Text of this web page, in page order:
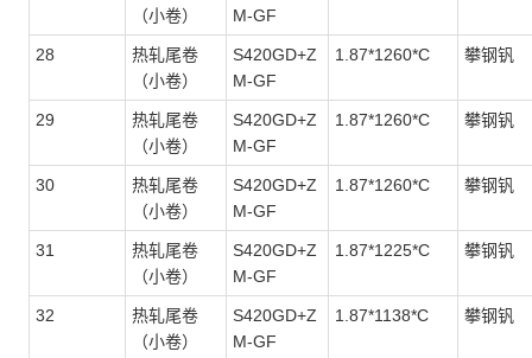
（小卷）
M-GF
28
热轧尾卷
（小卷）
S420GD+Z
M-GF
1.87*1260*C 攀钢钒
29
热轧尾卷
（小卷）
S420GD+Z
M-GF
1.87*1260*C 攀钢钒
30
热轧尾卷
（小卷）
S420GD+Z
M-GF
1.87*1260*C 攀钢钒
31
热轧尾卷
（小卷）
S420GD+Z
M-GF
1.87*1225*C 攀钢钒
32
热轧尾卷
（小卷）
S420GD+Z
M-GF
1.87*1138*C 攀钢钒